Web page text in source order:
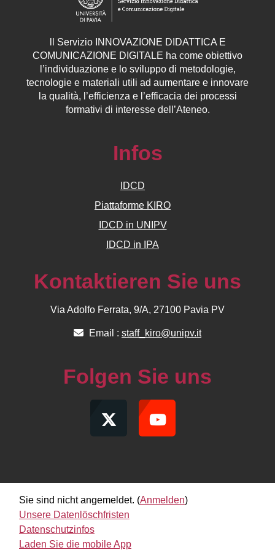
Servizio INNOVAZIONE DIDATTICA E
COMUNICAZIONE DIGITALE ha come obiettivo
l’individuazione e lo sviluppo di metodologie,
tecnologie e materiali utili ad aumentare e innovare
la qualità, l’efficienza e l’efficacia dei processi
formativi di interesse dell’Ateneo.
Infos
IDCD
Piattaforme KIRO
IDCD in UNIPV
IDCD in IPA
Kontaktieren Sie uns
Via Adolfo Ferrata, 9/A, 27100 Pavia PV
Email : staff_kiro@unipv.it
Folgen Sie uns
Sie sind nicht angemeldet. (Anmelden)
Unsere Datenlöschfristen
Datenschutzinfos
Laden Sie die mobile App